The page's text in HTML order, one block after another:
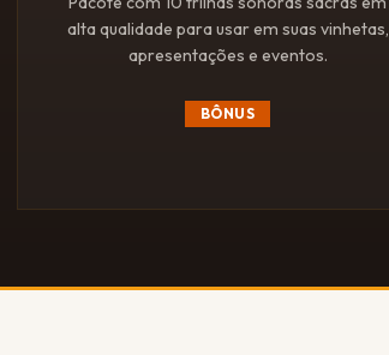
alta qualidade para usar em suas vinhetas,
apresentações e eventos.
BÔNUS